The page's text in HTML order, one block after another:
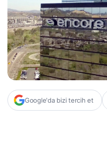
Google'da bizi tercih et